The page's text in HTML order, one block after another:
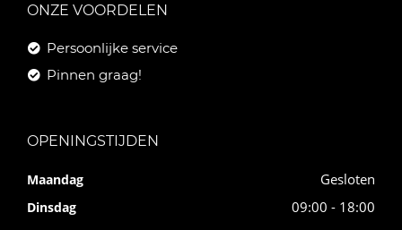
ONZE VOORDELEN
Persoonlijke service
Pinnen graag!
OPENINGSTIJDEN
Maandag Gesloten
Dinsdag 09:00 - 18:00